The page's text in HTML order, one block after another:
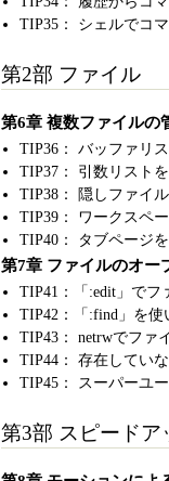
TIP35： シェルでコ
第2部 ファイル
第6章 複数ファイルの
TIP36： バッファリ
TIP37： 引数リスト
TIP38： 隠しファイ
TIP39： ワークスペ
TIP40： タブページ
第7章 ファイルのオー
TIP41：「:edit」でフ
TIP42：「:find」を
TIP43： netrwでファ
TIP44： 存在してい
TIP45： スーパーユ
第3部 スピードア